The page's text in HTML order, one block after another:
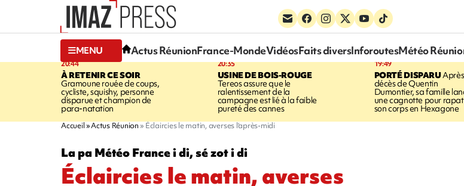
MENU Actus RéunionFrance-MondeVidéosFaits diversInforoutesMétéo
20:44
À RETENIR CE SOIR
Gramoune rouée de coups,
cycliste, squishy, personne
disparue et champion de
para-natation
20:35
USINE DE BOIS-ROUGE
Tereos assure que le
ralentissement de la
campagne est lié à la faible
pureté des cannes
19:49
PORTÉ DISPARU
décès de Quentin
Dumontier, sa famille
une cagnotte pour
son corps en Hexagone
Accueil Actus Réunion Éclaircies le matin, averses l'après-midi
La pa Météo France i di, sé zot i di
Éclaircies le matin, averses